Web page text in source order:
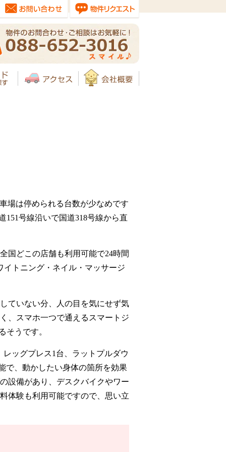
場は停められる台数が少なめです
151号線沿いで国道318号線から直
国どこの店舗も利用可能で24時間
トニング・ネイル・マッサージ
ていない分、人の目を気にせず気
、スマホ一つで通えるスマートジ
そうです。
ッグプレス1台、ラットプルダウ
で、動かしたい身体の箇所を効果
設備があり、デスクバイクやワー
体験も利用可能ですので、思い立